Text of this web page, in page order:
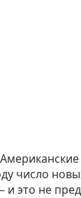
число
и это не